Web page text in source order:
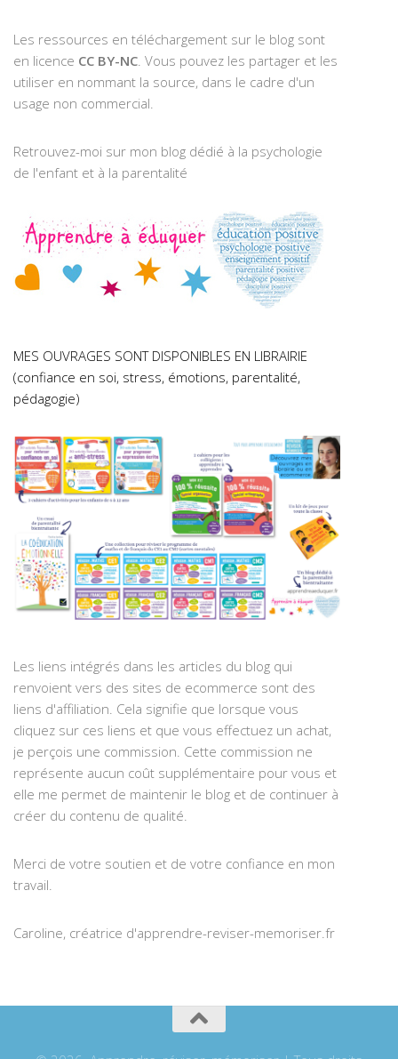
Les ressources en téléchargement sur le blog sont
en licence CC BY-NC. Vous pouvez les partager et les
utiliser en nommant la source, dans le cadre d'un
usage non commercial.
Retrouvez-moi sur mon blog dédié à la psychologie
de l'enfant et à la parentalité
MES OUVRAGES SONT DISPONIBLES EN LIBRAIRIE
(confiance en soi, stress, émotions, parentalité,
pédagogie)
Les liens intégrés dans les articles du blog qui
renvoient vers des sites de ecommerce sont des
liens d'affiliation. Cela signifie que lorsque vous
cliquez sur ces liens et que vous effectuez un achat,
je perçois une commission. Cette commission ne
représente aucun coût supplémentaire pour vous et
elle me permet de maintenir le blog et de continuer à
créer du contenu de qualité.
Merci de votre soutien et de votre confiance en mon
travail.
Caroline, créatrice d'apprendre-reviser-memoriser.fr